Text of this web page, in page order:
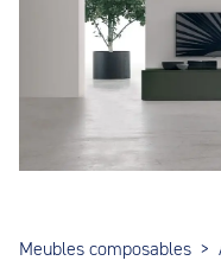
Meubles composables >